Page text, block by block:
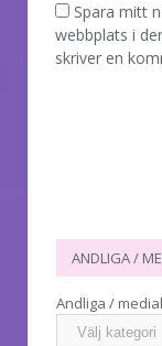
Spara mitt
webbplats i
skriver en
ANDLIGA /
Andliga /